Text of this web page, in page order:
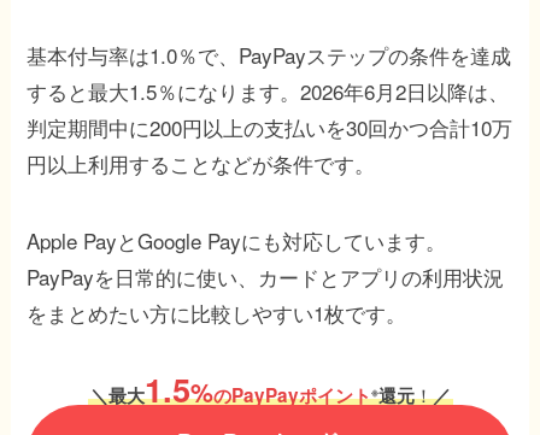
基本付与率は1.0％で、PayPayステップの条件を達成
すると最大1.5％になります。2026年6月2日以降は、
判定期間中に200円以上の支払いを30回かつ合計10万
円以上利用することなどが条件です。
Apple PayとGoogle Payにも対応しています。
PayPayを日常的に使い、カードとアプリの利用状況
をまとめたい方に比較しやすい1枚です。
＼最大1.5%のPayPayポイント※還元！／